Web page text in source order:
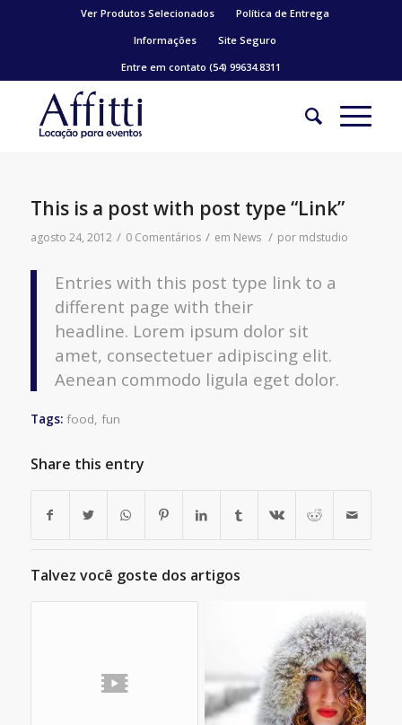
Ver Produtos Selecionados
Política de Entrega
Informações
Site Seguro
Entre em contato (54) 99634.8311
This is a post with post type “Link”
agosto 24, 2012 / 0 Comentários / em News / por mdstudio
Entries with this post type link to a
different page with their
headline. Lorem ipsum dolor sit
amet, consectetuer adipiscing elit.
Aenean commodo ligula eget dolor.
Tags: food, fun
Share this entry
Talvez você goste dos artigos